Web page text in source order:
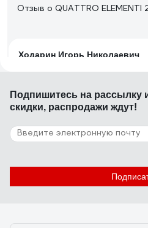
Отзыв о QUATTRO ELEMENTI
Ходарин Игорь Николаевич
Нет падения давления при
атмосферах на входе дает
примерно 4 метра (по 2
метров. Легко32 отзыва
Подпишитесь на рассылку
скидки, распродажи ждут!